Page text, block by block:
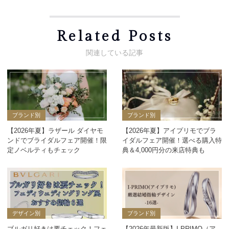
Related Posts
ブランド別
【2026年夏】ラザール ダイヤモ
ンドでブライダルフェア開催！限
定ノベルティもチェック
ブランド別
【2026年夏】アイプリモでブラ
イダルフェア開催！選べる購入特
典＆4,000円分の来店特典も
デザイン別 ブランド別